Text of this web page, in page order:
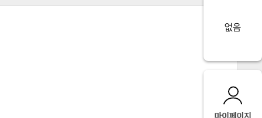
없음